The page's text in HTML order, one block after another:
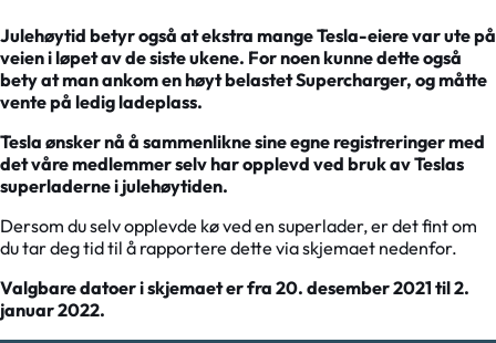
Julehøytid betyr også at ekstra mange Tesla-eiere var ute på
veien i løpet av de siste ukene. For noen kunne dette også
bety at man ankom en høyt belastet Supercharger, og måtte
vente på ledig ladeplass.
Tesla ønsker nå å sammenlikne sine egne registreringer med
det våre medlemmer selv har opplevd ved bruk av Teslas
superladerne i julehøytiden.
Dersom du selv opplevde kø ved en superlader, er det fint om
du tar deg tid til å rapportere dette via skjemaet nedenfor.
Valgbare datoer i skjemaet er fra 20. desember 2021 til 2.
januar 2022.